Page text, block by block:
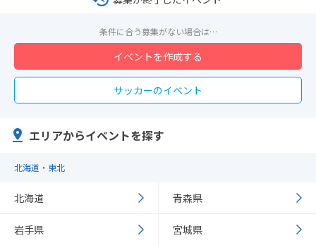
条件に合う募集がない場合は…
イベントを作成する
サッカーのイベント
エリアからイベントを探す
北海道・東北
北海道 青森県
岩手県 宮城県